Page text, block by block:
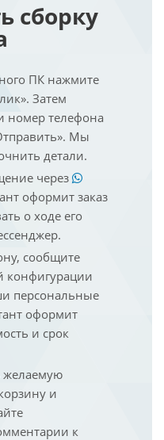
сборку
ПК нажмите
Затем
номер телефона
Мы
детали.
через
оформит заказ
о ходе его
сообщите
конфигурации
персональные
оформит
и срок
желаемую
и
к